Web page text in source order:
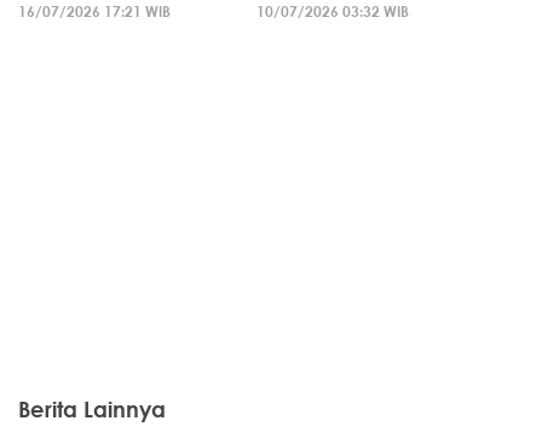
16/07/2026 17:21 WIB
10/07/2026 03:32 WIB
Berita Lainnya